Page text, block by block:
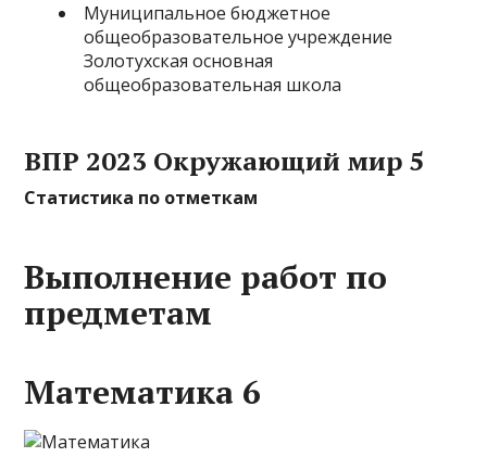
Муниципальное бюджетное
общеобразовательное учреждение
Золотухская основная
общеобразовательная школа
ВПР 2023 Окружающий мир 5
Статистика по отметкам
Выполнение работ по
предметам
Математика 6